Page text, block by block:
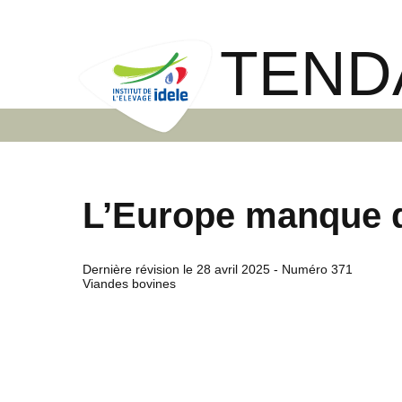
L’Europe manque
Dernière révision le 28 avril 2025 - Numéro 371
Viandes bovines